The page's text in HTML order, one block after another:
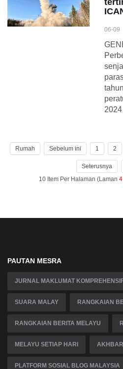
06-09
Rumah Sebelum ini 1 2
Seterusnya
10 Item Per Halaman (Laman 4
PAUTAN MESRA
JURNAL MAKLUMAT
SUARA MALAY RANGKAIAN
RANGKAIAN BERITA MELAYU
MELAYU SETIAP HARI
PLATFORM SOSIAL BLOG MALAYSIA